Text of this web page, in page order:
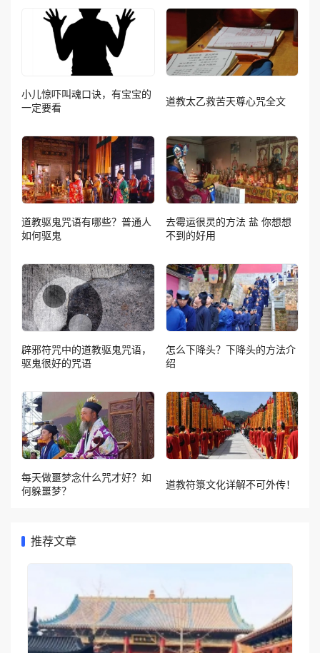
小儿惊吓叫魂口诀，有宝宝的
一定要看
道教太乙救苦天尊心咒全文
道教驱鬼咒语有哪些？普通人
如何驱鬼
去霉运很灵的方法 盐 你想想
不到的好用
辟邪符咒中的道教驱鬼咒语，
驱鬼很好的咒语
怎么下降头？下降头的方法介
绍
每天做噩梦念什么咒才好？如
何躲噩梦？
道教符箓文化详解不可外传！
推荐文章